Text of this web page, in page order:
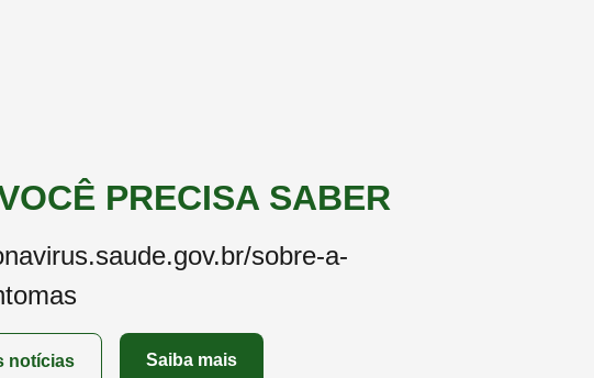
PRECISA SABER
sobre-a-
notícias Saiba mais